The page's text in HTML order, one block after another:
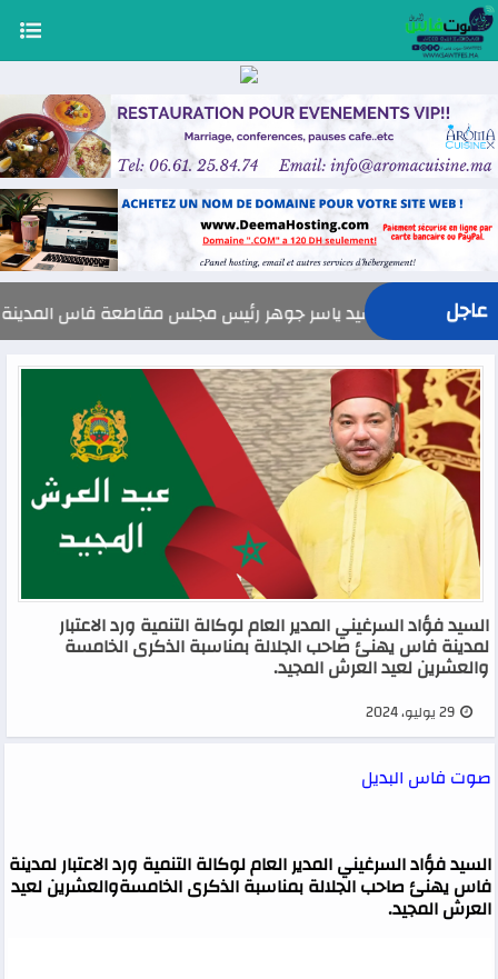
عاجل السيد ياسر جوهر رئيس مجلس مقاطعة فاس المدينة يهنئ صاحب
السيد فؤاد السرغيني المدير العام لوكالة التنمية ورد الاعتبار
لمدينة فاس يهنئ صاحب الجلالة بمناسبة الذكرى الخامسة
والعشرين لعيد العرش المجيد.
29 يوليو، 2024
صوت فاس البديل
السيد فؤاد السرغيني المدير العام لوكالة التنمية ورد الاعتبار لمدينة
فاس يهنئ صاحب الجلالة بمناسبة الذكرى الخامسةوالعشرين لعيد
العرش المجيد.